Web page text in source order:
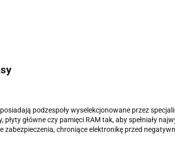
podzespoły wyselekcjonowane przez
płyty główne czy pamięci RAM tak, aby spełniały
zabezpieczenia, chroniące elektronikę przed